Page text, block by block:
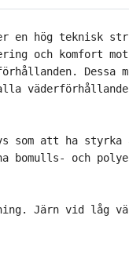
en hög
och komfort mot
Dessa
som att ha styrka
bomulls- och
Järn vid låg